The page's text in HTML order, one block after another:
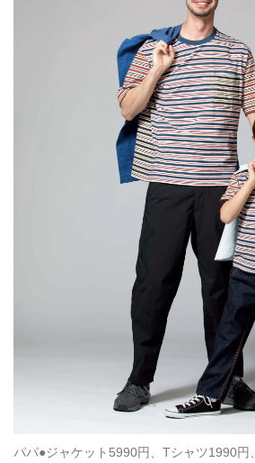
パパ●ジャケット5990円、Tシャツ1990円